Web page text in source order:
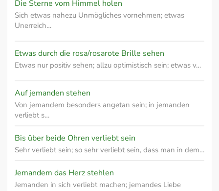
Die Sterne vom Himmel holen
Sich etwas nahezu Unmögliches vornehmen; etwas
Unerreich…
Etwas durch die rosa/rosarote Brille sehen
Etwas nur positiv sehen; allzu optimistisch sein; etwas v…
Auf jemanden stehen
Von jemandem besonders angetan sein; in jemanden
verliebt s…
Bis über beide Ohren verliebt sein
Sehr verliebt sein; so sehr verliebt sein, dass man in dem…
Jemandem das Herz stehlen
Jemanden in sich verliebt machen; jemandes Liebe